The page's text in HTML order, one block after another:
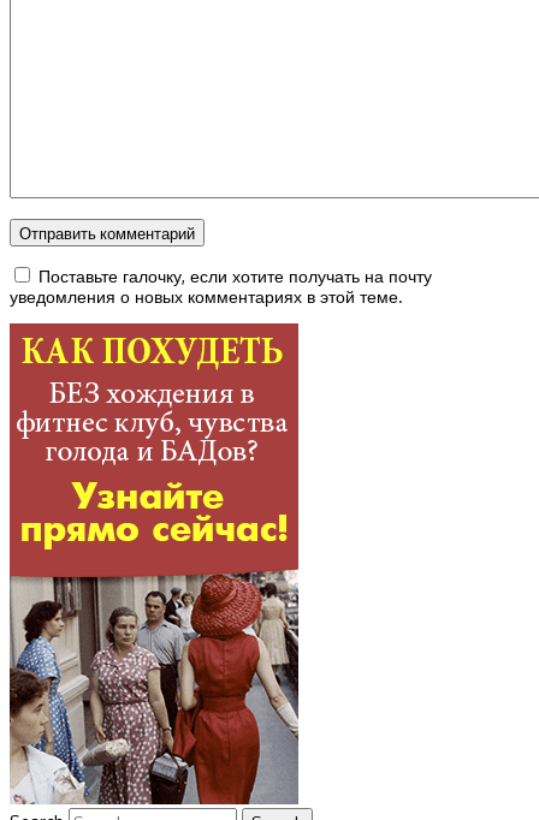
Поставьте галочку, если хотите получать на почту
уведомления о новых комментариях в этой теме.